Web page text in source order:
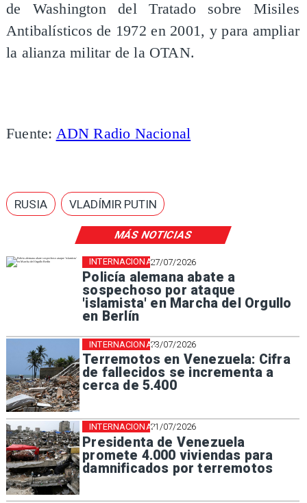
MÁS NOTICIAS
27/07/2026
Policía alemana abate a
sospechoso por ataque
'islamista' en Marcha del Orgullo
en Berlín
INTERNACIONAL
23/07/2026
Terremotos en Venezuela: Cifra
de fallecidos se incrementa a
cerca de 5.400
INTERNACIONAL
21/07/2026
Presidenta de Venezuela
promete 4.000 viviendas para
damnificados por terremotos
INTERNACIONAL
de Washington del Tratado sobre Misiles
Antibalísticos de 1972 en 2001, y para ampliar
la alianza militar de la OTAN.
Fuente: ADN Radio Nacional
RUSIA VLADÍMIR PUTIN